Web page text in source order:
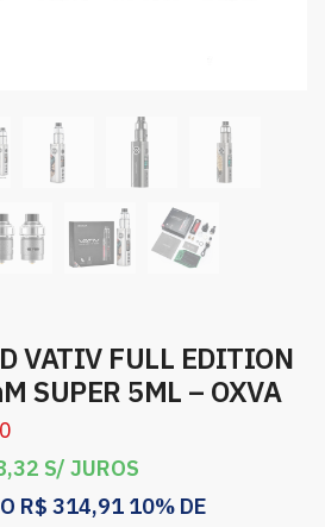
VATIV FULL EDITION
SUPER 5ML – OXVA
S/ JUROS
R$ 314,91 10% DE